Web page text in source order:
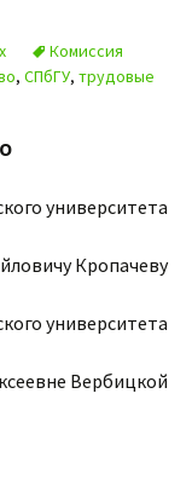
Комиссия
, СПбГУ, трудовые
университета
Кропачеву
университета
Вербицкой